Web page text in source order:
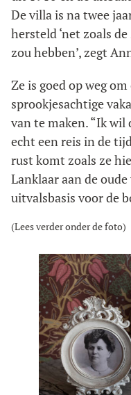
De villa is na twee
hersteld ‘net zoals
zou hebben’, zegt
Ze is goed op weg
sprookjesachtige
van te maken. “Ik
echt een reis in de
rust komt zoals ze
Lanklaar aan de
uitvalsbasis voor de
(Lees verder onder de foto)